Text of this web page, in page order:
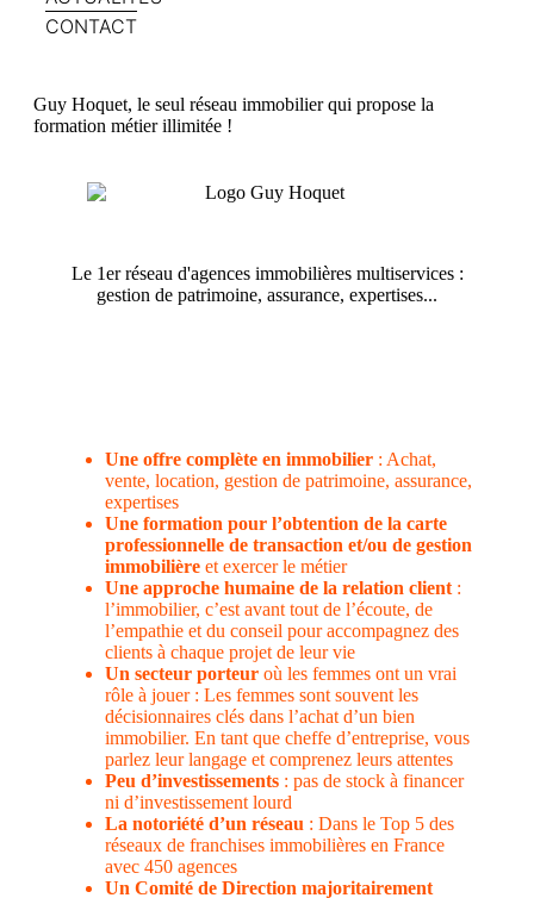
CONTACT
Guy Hoquet, le seul réseau immobilier qui propose la
formation métier illimitée !
Le 1er réseau d'agences immobilières multiservices :
gestion de patrimoine, assurance, expertises...
Une offre complète en immobilier : Achat,
vente, location, gestion de patrimoine, assurance,
expertises
Une formation pour l’obtention de la carte
professionnelle de transaction et/ou de gestion
immobilière et exercer le métier
Une approche humaine de la relation client :
l’immobilier, c’est avant tout de l’écoute, de
l’empathie et du conseil pour accompagnez des
clients à chaque projet de leur vie
Un secteur porteur où les femmes ont un vrai
rôle à jouer : Les femmes sont souvent les
décisionnaires clés dans l’achat d’un bien
immobilier. En tant que cheffe d’entreprise, vous
parlez leur langage et comprenez leurs attentes
Peu d’investissements : pas de stock à financer
ni d’investissement lourd
La notoriété d’un réseau : Dans le Top 5 des
réseaux de franchises immobilières en France
avec 450 agences
Un Comité de Direction majoritairement